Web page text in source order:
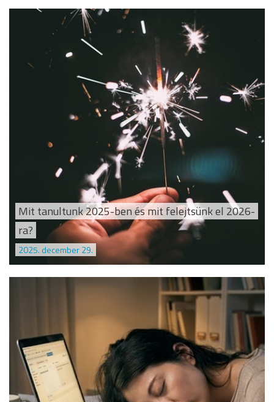
Mit tanultunk 2025-ben és mit felejtsünk el 2026-
ra?
2025. december 29.